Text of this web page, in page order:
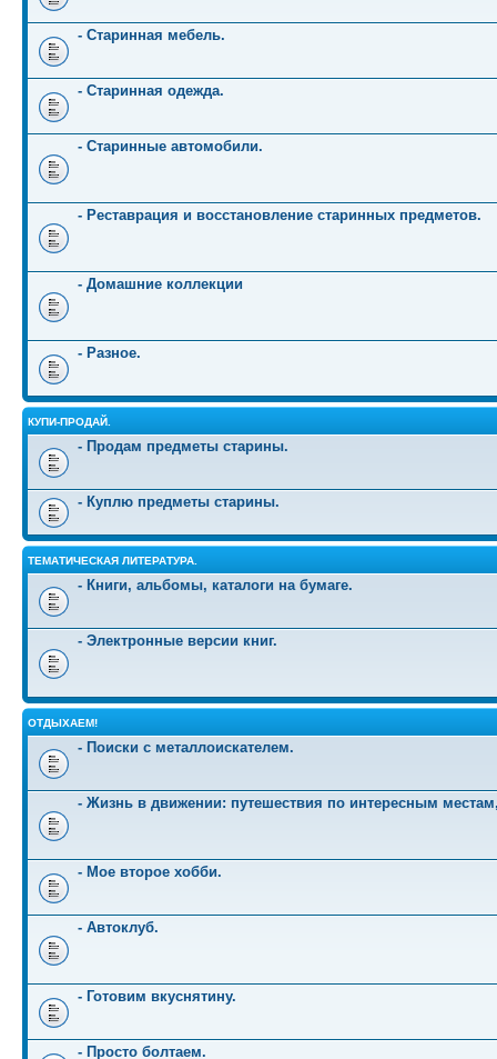
- Старинная мебель.
- Старинная одежда.
- Старинные автомобили.
- Реставрация и восстановление старинных предметов.
- Домашние коллекции
- Разное.
КУПИ-ПРОДАЙ.
- Продам предметы старины.
- Куплю предметы старины.
ТЕМАТИЧЕСКАЯ ЛИТЕРАТУРА.
- Книги, альбомы, каталоги на бумаге.
- Электронные версии книг.
ОТДЫХАЕМ!
- Поиски с металлоискателем.
- Жизнь в движении: путешествия по интересным
- Мое второе хобби.
- Автоклуб.
- Готовим вкуснятину.
- Просто болтаем.